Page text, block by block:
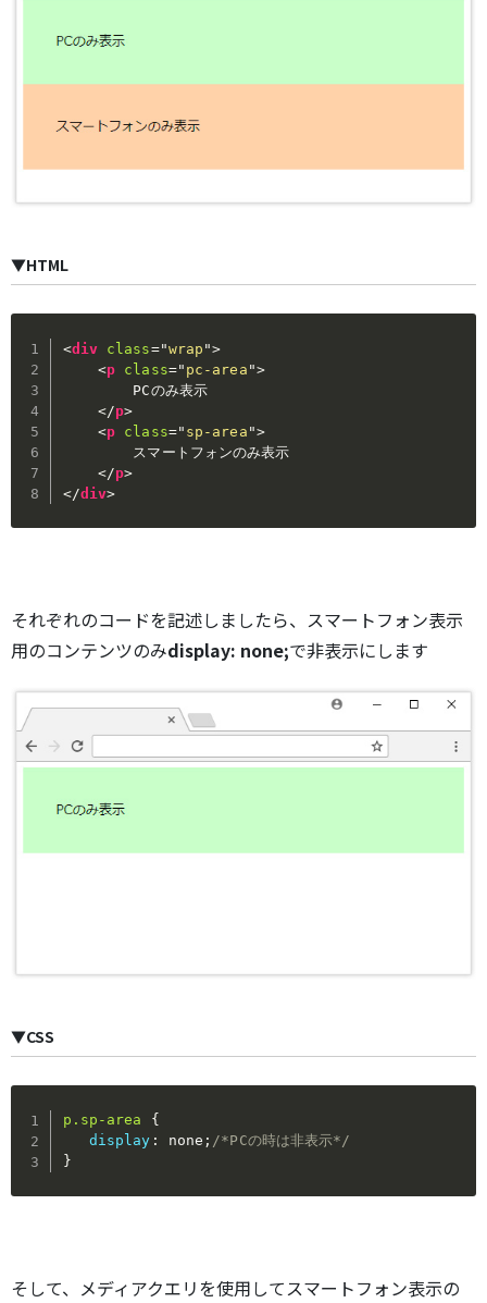
▼HTML
<div class="wrap ">
<p class=" pc-area ">
        PCのみ表示
</p>
<p class=" sp-area ">
        スマートフォンのみ表示
</p>
</div>
それぞれのコードを記述しましたら、スマートフォン表示
用のコンテンツのみdisplay: none;で非表示にします
▼CSS
p.sp-area
{
display : none ; /*PCの時は非表示*/
}
そして、メディアクエリを使用してスマートフォン表示の